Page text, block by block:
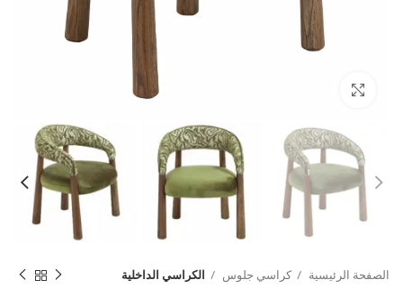
الصفحة الرئيسية كراسي جلوس الكراسي الداخلية